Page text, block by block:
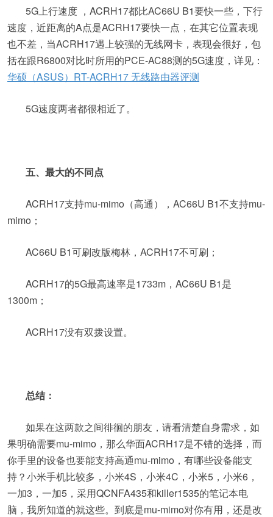
5G上行速度 ，ACRH17都比AC66U B1要快一些，下行
速度，近距离的A点是ACRH17要快一点，在其它位置表现
也不差，当ACRH17遇上较强的无线网卡，表现会很好，包
括在跟R6800对比时所用的PCE-AC88测的5G速度，详见：
华硕（ASUS）RT-ACRH17 无线路由器评测
5G速度两者都很相近了。
五、最大的不同点
ACRH17支持mu-mimo（高通），AC66U B1不支持mu-
mimo；
AC66U B1可刷改版梅林，ACRH17不可刷；
ACRH17的5G最高速率是1733m，AC66U B1是
1300m；
ACRH17没有双拨设置。
总结：
如果在这两款之间徘徊的朋友，请看清楚自身需求，如
果明确需要mu-mimo，那么华面ACRH17是不错的选择，而
你手里的设备也要能支持高通mu-mimo，有哪些设备能支
持？小米手机比较多，小米4S，小米4C，小米5，小米6，
一加3，一加5，采用QCNFA435和killer1535的笔记本电
脑，我所知道的就这些。到底是mu-mimo对你有用，还是改